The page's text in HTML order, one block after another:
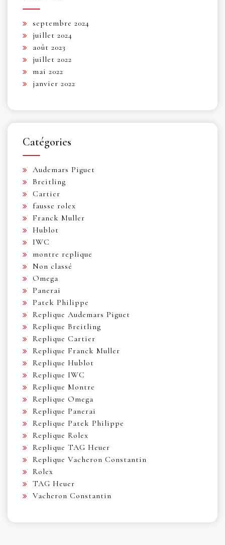
septembre 2024
juillet 2024
août 2023
juillet 2022
mai 2022
janvier 2022
Catégories
Audemars Piguet
Breitling
Cartier
fausse rolex
Franck Muller
Hublot
IWC
montre replique
Non classé
Omega
Panerai
Patek Philippe
Replique Audemars Piguet
Replique Breitling
Replique Cartier
Replique Franck Muller
Replique Hublot
Replique IWC
Replique Montre
Replique Omega
Replique Panerai
Replique Patek Philippe
Replique Rolex
Replique TAG Heuer
Replique Vacheron Constantin
Rolex
TAG Heuer
Vacheron Constantin